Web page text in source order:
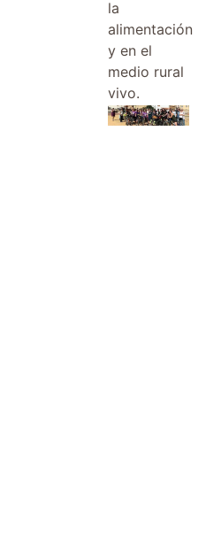
la
alimentación
y en el
medio rural
vivo.